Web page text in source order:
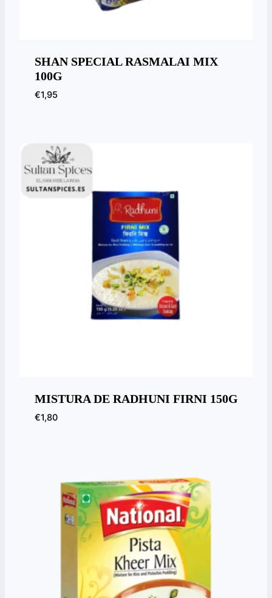
SHAN SPECIAL RASMALAI MIX
100G
€1,95
MISTURA DE RADHUNI FIRNI 150G
€1,80